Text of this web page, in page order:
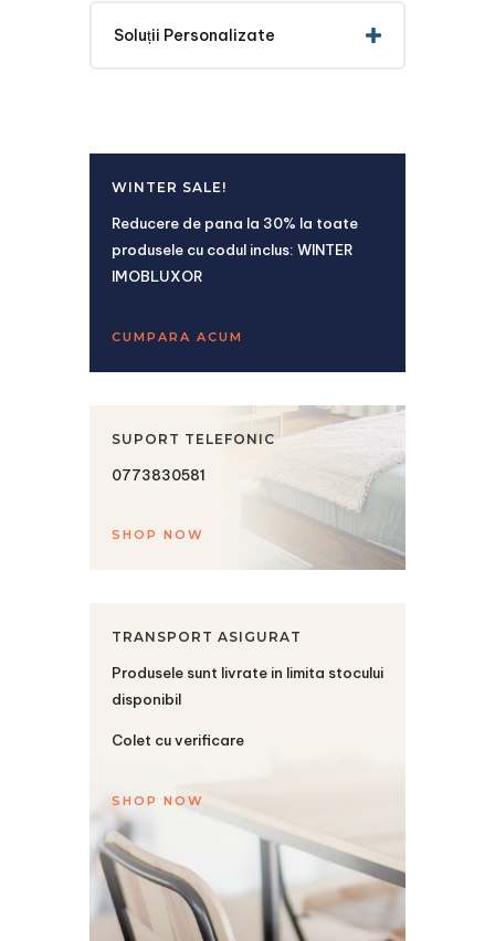
Soluții Personalizate
WINTER SALE!
Reducere de pana la 30% la toate
produsele cu codul inclus: WINTER
IMOBLUXOR
CUMPARA ACUM
SUPORT TELEFONIC
0773830581
SHOP NOW
TRANSPORT ASIGURAT
Produsele sunt livrate in limita stocului
disponibil
Colet cu verificare
SHOP NOW